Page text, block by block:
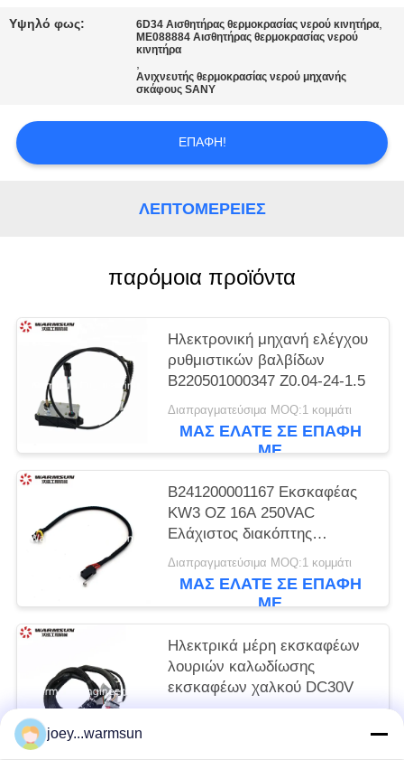
Υψηλό φως: 6D34 Αισθητήρας θερμοκρασίας νερού κινητήρα,
ME088884 Αισθητήρας θερμοκρασίας νερού
κινητήρα
,
Ανιχνευτής θερμοκρασίας νερού μηχανής
σκάφους SANY
ΕΠΑΦΉ!
ΛΕΠΤΟΜΈΡΕΙΕΣ
παρόμοια προϊόντα
Ηλεκτρονική μηχανή ελέγχου
ρυθμιστικών βαλβίδων
B220501000347 Z0.04-24-1.5
Διαπραγματεύσιμα MOQ:1 κομμάτι
ΜΑΣ ΕΛΆΤΕ ΣΕ ΕΠΑΦΉ
ΜΕ
B241200001167 Εκσκαφέας
KW3 OZ 16A 250VAC
Ελάχιστος διακόπτης
μικροδιακόπτης για SANY
Διαπραγματεύσιμα MOQ:1 κομμάτι
ΜΑΣ ΕΛΆΤΕ ΣΕ ΕΠΑΦΉ
ΜΕ
Ηλεκτρικά μέρη εκσκαφέων
λουριών καλωδίωσης
εκσκαφέων χαλκού DC30V
ΜΕ
joey...warmsun